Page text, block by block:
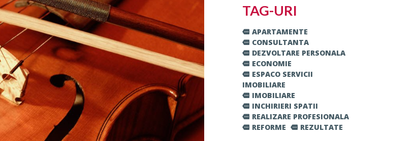
TAG-URI
APARTAMENTE
CONSULTANTA
DEZVOLTARE PERSONALA
ECONOMIE
ESPACO SERVICII
IMOBILIARE
IMOBILIARE
INCHIRIERI SPATII
REALIZARE PROFESIONALA
REFORME
REZULTATE